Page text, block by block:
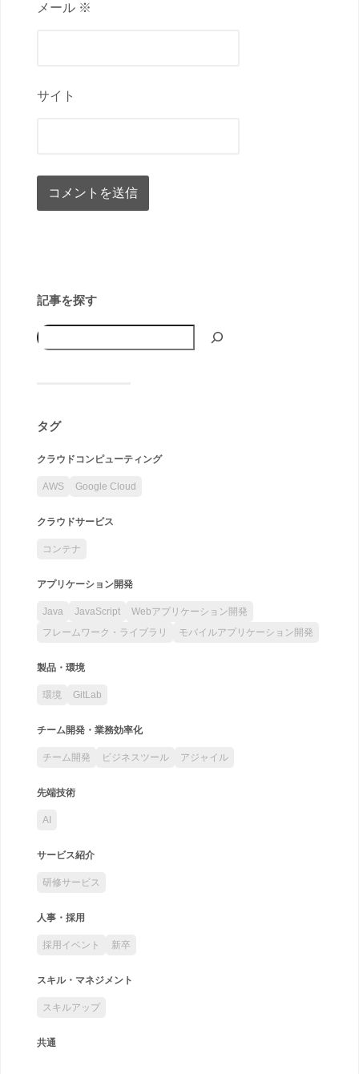
メール ※
サイト
記事を探す
タグ
クラウドコンピューティング
AWS Google Cloud
クラウドサービス
コンテナ
アプリケーション開発
Java JavaScript
Webアプリケーション開発
フレームワーク・ライブラリ
モバイルアプリケーション開発
製品・環境
環境 GitLab
チーム開発・業務効率化
チーム開発 ビジネスツール アジャイル
先端技術
AI
サービス紹介
研修サービス
人事・採用
採用イベント 新卒
スキル・マネジメント
スキルアップ
共通